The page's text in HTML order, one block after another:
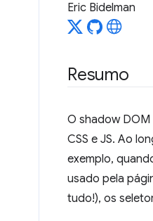
Eric Bidelman
Resumo
O shadow
CSS e JS. Ao
exemplo,
usado pela
tudo!), os